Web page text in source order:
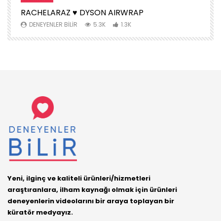
RACHELARAZ ♥️ DYSON AIRWRAP
DENEYENLER BILIR 5.3K 1.3K
Yeni, ilginç ve kaliteli ürünleri/hizmetleri
araştıranlara, ilham kaynağı olmak için ürünleri
deneyenlerin videolarını bir araya toplayan bir
küratör medyayız.